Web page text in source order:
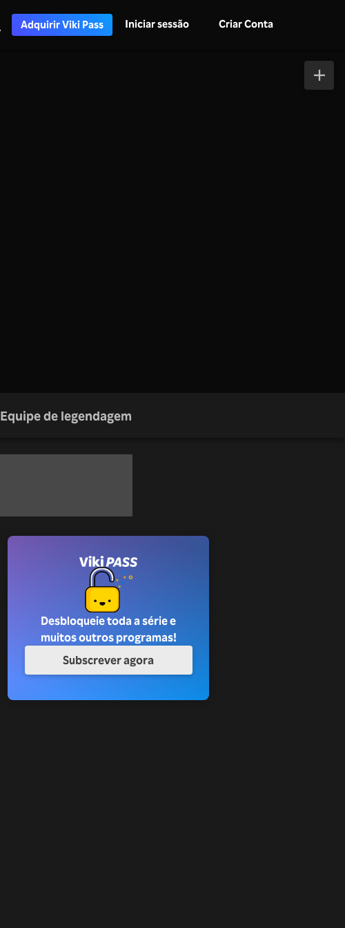
Adquirir Viki Pass Iniciar sessão Criar Conta
Equipe de legendagem
Desbloqueie toda a série e
muitos outros programas!
Subscrever agora